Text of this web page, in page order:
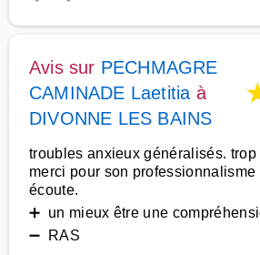
Avis sur PECHMAGRE
CAMINADE Laetitia à
DIVONNE LES BAINS
troubles anxieux généralisés.
merci pour son professionnalisme
écoute.
➕ un mieux être une
➖ RAS